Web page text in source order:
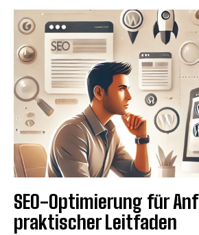
SEO-Optimierung für
praktischer Leitfaden